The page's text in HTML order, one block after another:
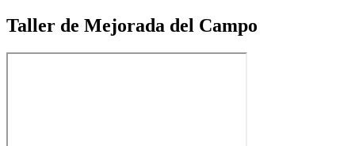
Taller de Mejorada del Campo